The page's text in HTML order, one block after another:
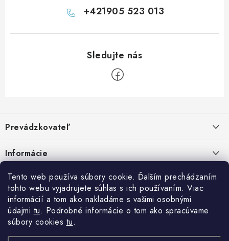
Tento web používa súbory cookie. Ďalším prechádzaním
tohto webu vyjadrujete súhlas s ich používaním. Viac
informácií a tom ako nakladáme s vašimi osobnými
údajmi tu. Podrobné informácie o tom ako spracúvame
súbory cookies tu.
+421905 523 013
p
ä
t
Prevádzkovateľ
Malinová 49
IČO: 34670602
DIČ: 1020448297
IČ DPH: SK1020448297
Informácie
Kontakty
Doprava a platba
Obchodné podmienky
Facebook